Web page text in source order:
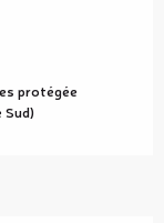
protégée